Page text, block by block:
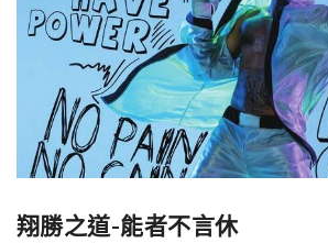
翔勝之道-能者不言休